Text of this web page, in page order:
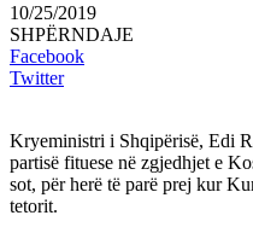
10/25/2019
SHPËRNDAJE
Facebook
Twitter
Kryeministri i Shqipërisë, Edi
partisë fituese në zgjedhjet e
sot, për herë të parë prej kur
tetorit.